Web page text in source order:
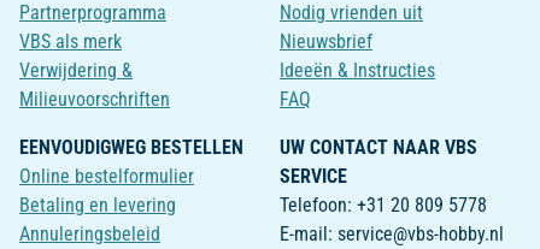
Partnerprogramma
VBS als merk
Verwijdering &
Milieuvoorschriften
Nodig vrienden uit
Nieuwsbrief
Ideeën & Instructies
FAQ
EENVOUDIGWEG BESTELLEN
Online bestelformulier
Betaling en levering
Annuleringsbeleid
UW CONTACT NAAR VBS
SERVICE
Telefoon: +31 20 809 5778
E-mail: service@vbs-hobby.nl